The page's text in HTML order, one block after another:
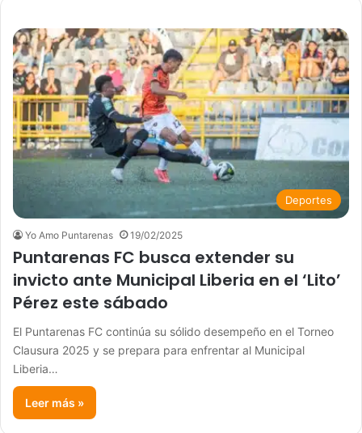
Deportes
Yo Amo Puntarenas 19/02/2025
Puntarenas FC busca extender su
invicto ante Municipal Liberia en el ‘Lito’
Pérez este sábado
El Puntarenas FC continúa su sólido desempeño en el Torneo
Clausura 2025 y se prepara para enfrentar al Municipal
Liberia…
Leer más »